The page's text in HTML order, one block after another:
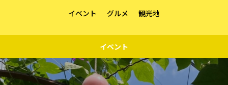
イベント グルメ 観光地
イベント